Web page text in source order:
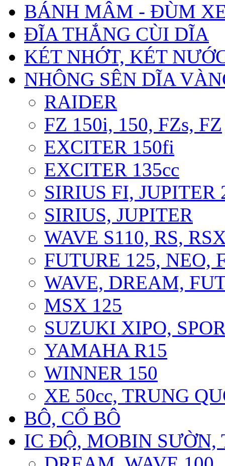
BÁNH MÂM - ĐÙM
ĐĨA THẮNG CÙI DĨA
KÉT NHỚT, KÉT
NHÔNG SÊN DĨA
RAIDER
FZ 150i, 150, FZs, FZ
EXCITER 150fi
EXCITER 135cc
SIRIUS FI, JUPITER
SIRIUS, JUPITER
WAVE S110, RS,
FUTURE 125, NEO,
WAVE, DREAM,
MSX 125
SUZUKI XIPO,
YAMAHA R15
WINNER 150
XE 50cc, TRUNG
BÔ, CỔ BÔ
IC ĐỘ, MOBIN SƯỜN,